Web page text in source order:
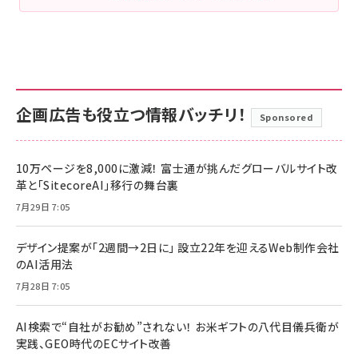
企画広告も役立つ情報バッチリ！ Sponsored
10万ページを8,000に激減！ 富士通が挑んだグローバルサイト改
革と「SitecoreAI」移行の舞台裏
7月29日 7:05
デザイン提案が「2週間→2日に」 設立22年を迎えるWeb制作会社
のAI活用法
7月28日 7:05
AI検索で“自社がお勧め”されない！ お米ギフトの八代目儀兵衛が
実践、GEO時代のECサイト改善